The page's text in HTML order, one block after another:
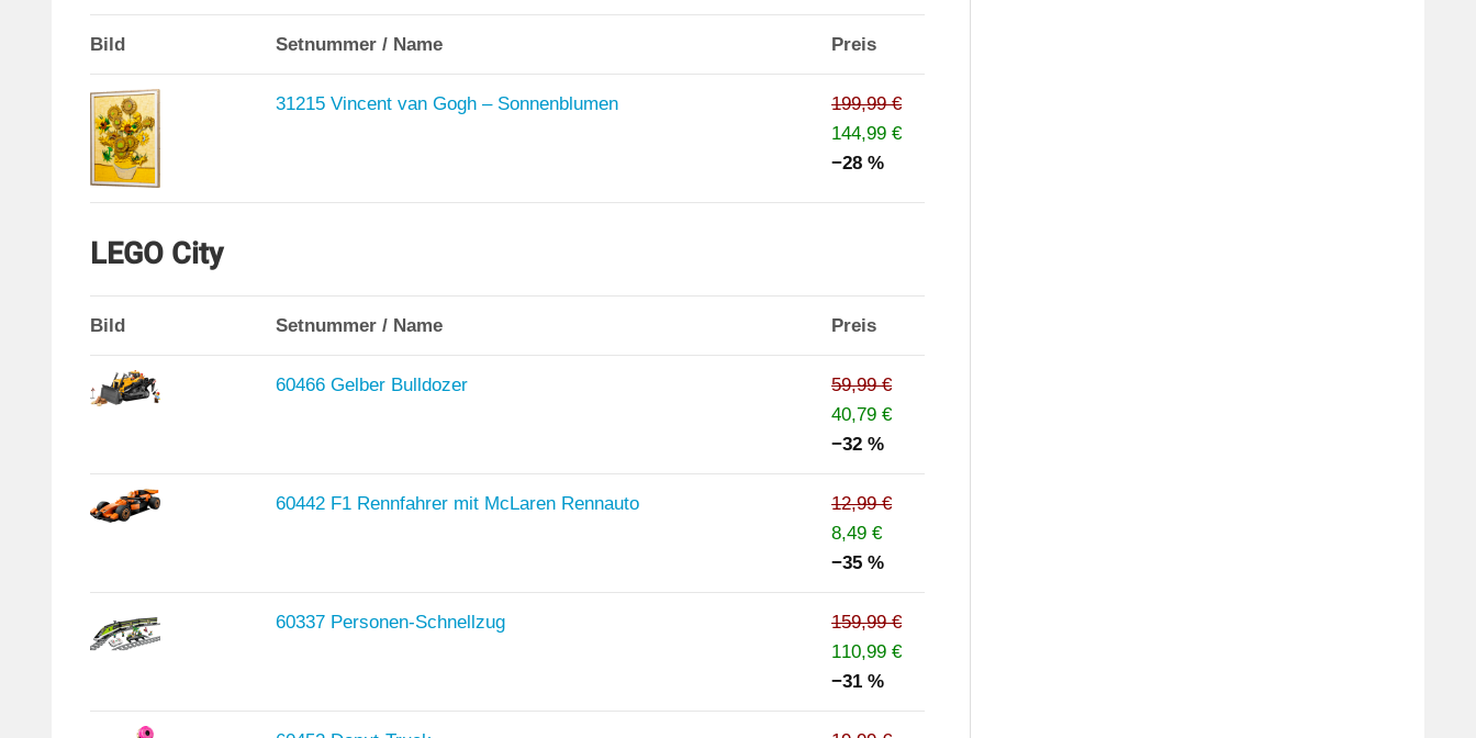
Bild Setnummer / Name Preis
31215 Vincent van Gogh – Sonnenblumen
199,99 €
144,99 €
−28 %
LEGO City
Bild Setnummer / Name Preis
60466 Gelber Bulldozer
59,99 €
40,79 €
−32 %
60442 F1 Rennfahrer mit McLaren Rennauto
12,99 €
8,49 €
−35 %
60337 Personen-Schnellzug
159,99 €
110,99 €
−31 %